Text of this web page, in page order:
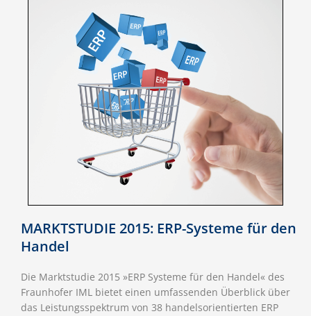
MARKTSTUDIE 2015: ERP-Systeme für den
Handel
Die Marktstudie 2015 »ERP Systeme für den Handel« des
Fraunhofer IML bietet einen umfassenden Überblick über
das Leistungsspektrum von 38 handelsorientierten ERP